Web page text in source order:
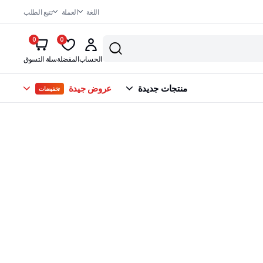
اللغة العملة تتبع الطلب
الحساب
0
المفضلة
0
سلة التسوق
منتجات جديدة عروض جيدة تخفيضات